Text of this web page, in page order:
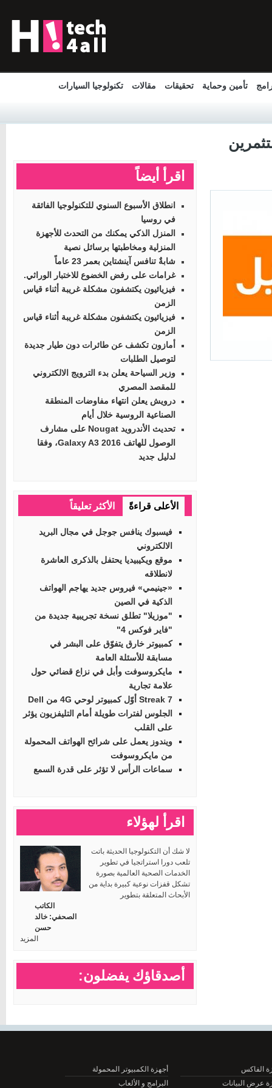
تأمين وحماية تحقيقات مقالات تكنولوجيا السيارات
اقرأ أيضاً
انطلاق الأسبوع السنوي للتكنولوجيا الفائقة
في روسيا
المنزل الذكي يمكنك من التحدث للأجهزة
المنزلية ومخاطبتها برسائل نصية
شابةٌ تنافس آينشتاين بعمر 23 عاماً
غرامات على رفض الخضوع للاختبار الوراثي.
فيزيائيون يكتشفون مشكلة غريبة أثناء قياس
الزمن
فيزيائيون يكتشفون مشكلة غريبة أثناء قياس
الزمن
أمازون تكشف عن طائرات دون طيار جديدة
لتوصيل الطلبات
وزير السياحة يعلن بدء الترويج الالكتروني
للمقصد المصري
درويش يعلن انتهاء مفاوضات المنطقة
الصناعية الروسية خلال أيام
تحديث الأندرويد Nougat على مشارف
الوصول للهاتف Galaxy A3 2016، وفقا
لدليل جديد
الأعلى قراءةً الأكثر تعليقاً
فيسبوك ينافس جوجل في مجال البريد
الالكتروني
موقع ويكيبيديا يحتفل بالذكرى العاشرة
لانطلاقه
«جينيمي» فيروس جديد يهاجم الهواتف
الذكية في الصين
"موزيلا" تطلق نسخة تجريبية جديدة من
"فاير فوكس 4"
كمبيوتر خارق يتفوّق على البشر في
مسابقة للأسئلة العامة
مايكروسوفت وأبل في نزاع قضائي حول
علامة تجارية
Streak 7 أوّل كمبيوتر لوحي 4G من Dell
الجلوس لفترات طويلة أمام التليفزيون يؤثر
على القلب
ويندوز يعمل على شرائح الهواتف المحمولة
من مايكروسوفت
سماعات الرأس لا تؤثر على قدرة السمع
اقرأ لهؤلاء
لا شك أن التكنولوجيا الحديثة باتت
تلعب دورا استراتجيا في تطوير
الخدمات الصحية العالمية بصورة
تشكل قفزات نوعية كبيرة بداية من
الأبحاث المتعلقة بتطوير
الكاتب
الصحفي: خالد
حسن
المزيد
أصدقاؤك يفضلون:
أجهزة الكمبيوتر المحمولة
البيانات
البرامج و الألعاب